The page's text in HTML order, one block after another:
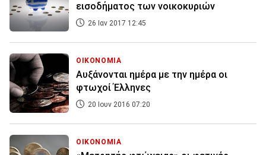
εισοδήματος των νοικοκυριών
26 Ιαν 2017 12:45
ΟΙΚΟΝΟΜΙΑ
Αυξάνονται ημέρα με την ημέρα οι
φτωχοί Έλληνες
20 Ιουν 2016 07:20
ΟΙΚΟΝΟΜΙΑ